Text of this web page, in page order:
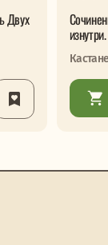
Двух